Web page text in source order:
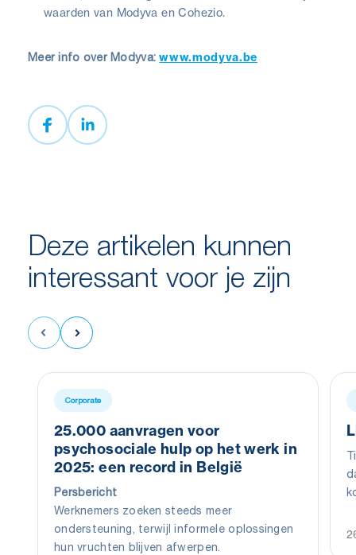
waarden van Modyva en Cohezio.
Meer info over Modyva:www.modyva.be
Deze artikelen kunnen
interessant voor je zijn
Corporate
25.000 aanvragen voor
psychosociale hulp op het werk in
2025: een record in België
Persbericht
Werknemers zoeken steeds meer
ondersteuning, terwijl informele oplossingen
hun vruchten blijven afwerpen.